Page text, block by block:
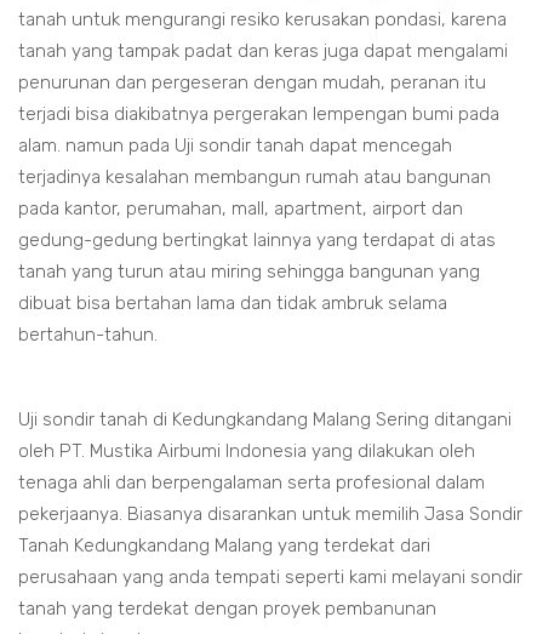
tanah untuk mengurangi resiko kerusakan pondasi, karena
tanah yang tampak padat dan keras juga dapat mengalami
penurunan dan pergeseran dengan mudah, peranan itu
terjadi bisa diakibatnya pergerakan lempengan bumi pada
alam. namun pada Uji sondir tanah dapat mencegah
terjadinya kesalahan membangun rumah atau bangunan
pada kantor, perumahan, mall, apartment, airport dan
gedung-gedung bertingkat lainnya yang terdapat di atas
tanah yang turun atau miring sehingga bangunan yang
dibuat bisa bertahan lama dan tidak ambruk selama
bertahun-tahun.
Uji sondir tanah di Kedungkandang Malang Sering ditangani
oleh PT. Mustika Airbumi Indonesia yang dilakukan oleh
tenaga ahli dan berpengalaman serta profesional dalam
pekerjaanya. Biasanya disarankan untuk memilih Jasa Sondir
Tanah Kedungkandang Malang yang terdekat dari
perusahaan yang anda tempati seperti kami melayani sondir
tanah yang terdekat dengan proyek pembanunan